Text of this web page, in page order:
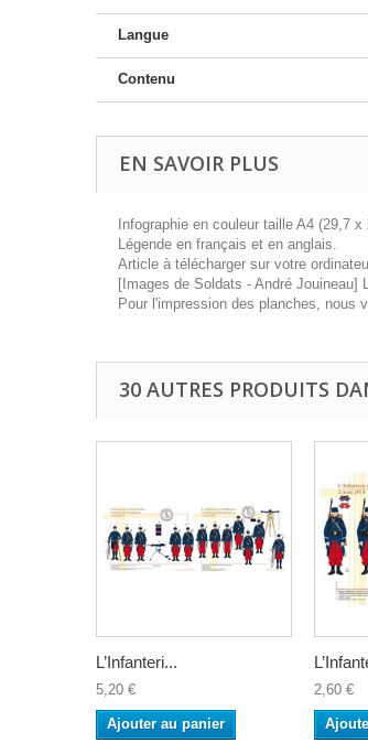
Langue
Contenu
EN SAVOIR PLUS
Infographie en couleur taille A4 (29,7
Légende en français et en anglais.
Article à télécharger sur votre
[Images de Soldats - André
Pour l'impression des planches, nous
30 AUTRES PRODUITS
L’Infanteri...
5,20 €
Ajouter au panier
2,60 €